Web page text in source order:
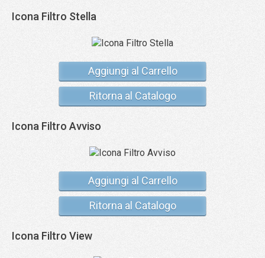
Icona Filtro Stella
Aggiungi al Carrello
Ritorna al Catalogo
Icona Filtro Avviso
Aggiungi al Carrello
Ritorna al Catalogo
Icona Filtro View